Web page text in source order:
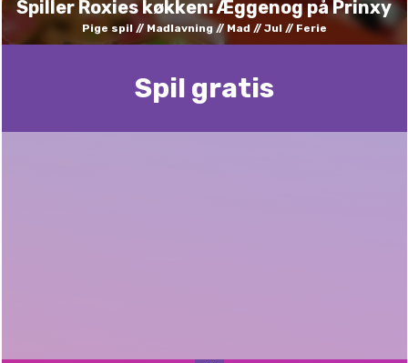
Spiller Roxies køkken: Æggenog på Prinxy
Pige spil Madlavning Mad Jul Ferie
Spil gratis